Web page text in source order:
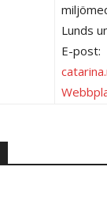
Lunds
E-post: